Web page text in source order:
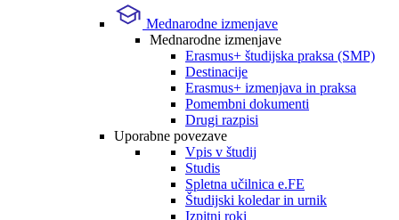
Mednarodne izmenjave
Mednarodne izmenjave
Erasmus+ študijska praksa (SMP)
Destinacije
Erasmus+ izmenjava in praksa
Pomembni dokumenti
Drugi razpisi
Uporabne povezave
Vpis v študij
Studis
Spletna učilnica e.FE
Študijski koledar in urnik
Izpitni roki